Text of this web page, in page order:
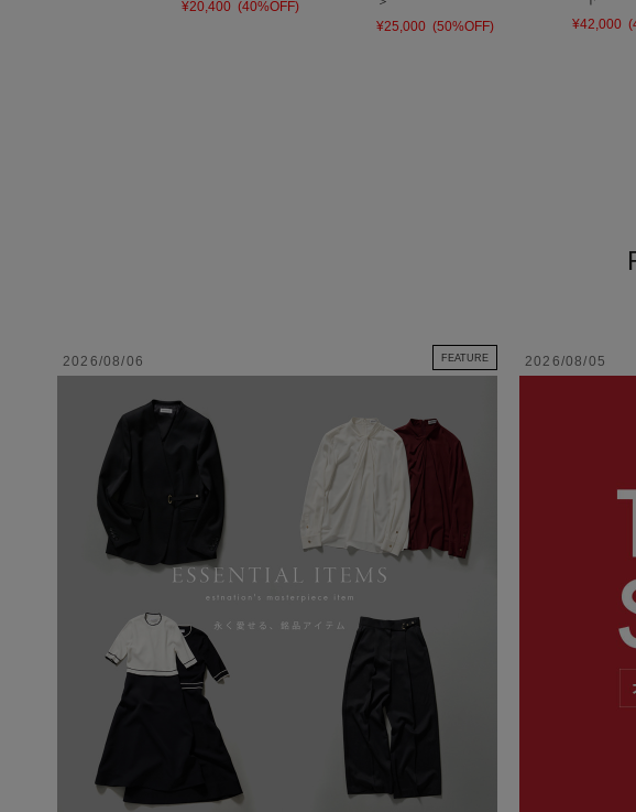
¥20,400 (40%OFF)
¥25,000 (50%OFF)
¥42,000
2026/08/06 FEATURE 2026/08/05